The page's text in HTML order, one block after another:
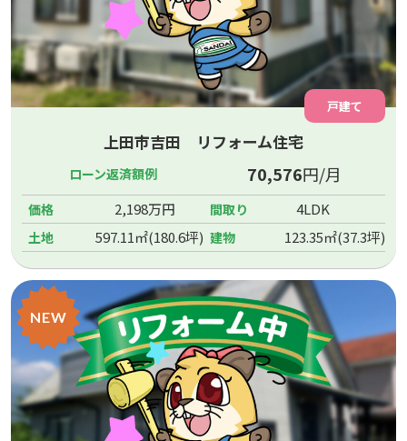
戸建て
上田市吉田 リフォーム住宅
ローン返済額例 70,576円/月
価格 2,198万円 間取り 4LDK
土地 597.11㎡(180.6坪) 建物 123.35㎡(37.3坪)
NEW